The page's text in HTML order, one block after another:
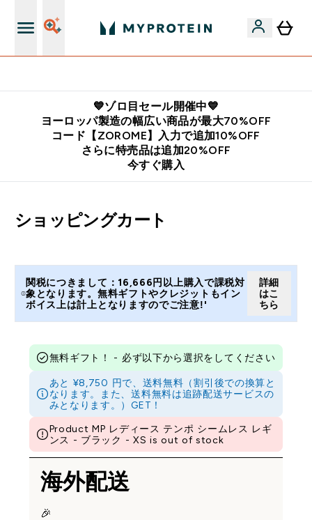
💙ゾロ目セール開催中💙
ヨーロッパ製造の幅広い商品が最大70%OFF
コード【ZOROME】入力で追加10%OFF
さらに特売品は追加20%OFF
今すぐ購入
ショッピングカート
関税につきまして：16,666円以上購入で課税対
象となります。無料ギフトやクレジットもイン
ボイス上は計上となりますのでご注意!'
詳細
はこ
ちら
無料ギフト！ - 必ず以下から選択をしてください
あと ¥8,750 円で、送料無料（割引後での換算と
なります。また、送料無料は追跡配送サービスの
みとなります。）GET！
Product MP レディース テンポ シームレス レギ
ンス - ブラック - XS is out of stock
海外配送
🎉